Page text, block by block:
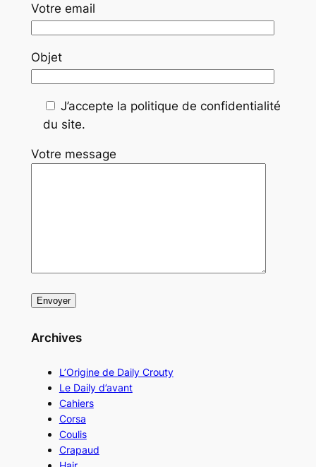
Votre email
Objet
J’accepte la politique de confidentialité
du site.
Votre message
Archives
L’Origine de Daily Crouty
Le Daily d’avant
Cahiers
Corsa
Coulis
Crapaud